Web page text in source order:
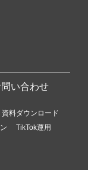
い合わせ
資料ダウンロード
TikTok運用